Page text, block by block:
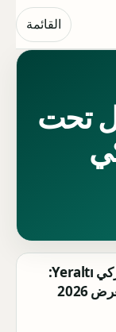
القائمة
تحت
مسلسل تحت الأرض التركي Yeraltı:
2026